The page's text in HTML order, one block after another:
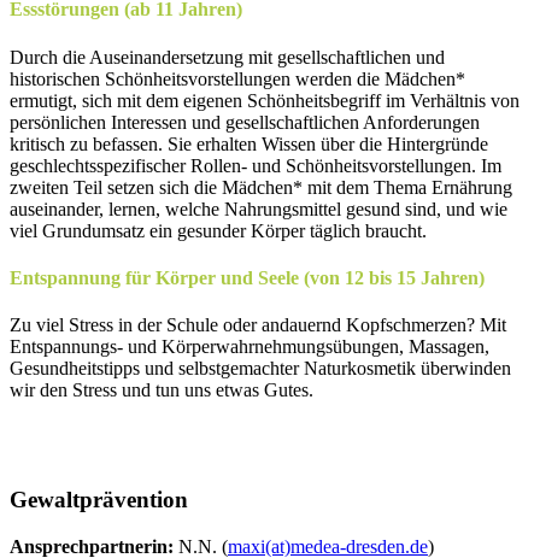
Essstörungen (ab 11 Jahren)
Durch die Auseinandersetzung mit gesellschaftlichen und
historischen Schönheitsvorstellungen werden die Mädchen*
ermutigt, sich mit dem eigenen Schönheitsbegriff im Verhältnis von
persönlichen Interessen und gesellschaftlichen Anforderungen
kritisch zu befassen. Sie erhalten Wissen über die Hintergründe
geschlechtsspezifischer Rollen- und Schönheitsvorstellungen. Im
zweiten Teil setzen sich die Mädchen* mit dem Thema Ernährung
auseinander, lernen, welche Nahrungsmittel gesund sind, und wie
viel Grundumsatz ein gesunder Körper täglich braucht.
Entspannung für Körper und Seele (von 12 bis 15 Jahren)
Zu viel Stress in der Schule oder andauernd Kopfschmerzen? Mit
Entspannungs- und Körperwahrnehmungsübungen, Massagen,
Gesundheitstipps und selbstgemachter Naturkosmetik überwinden
wir den Stress und tun uns etwas Gutes.
Gewaltprävention
Ansprechpartnerin: N.N. (maxi(at)medea-dresden.de)